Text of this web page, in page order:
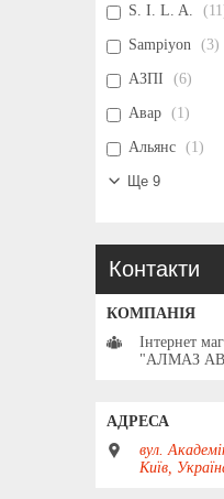
S. I. L. A.
11
Sampiyon 3
АЗПІ 6
Авар 1
Альянс 1
Ще 9
Контакти
Інтернет
"АЛМАЗ
вул.
Київ,